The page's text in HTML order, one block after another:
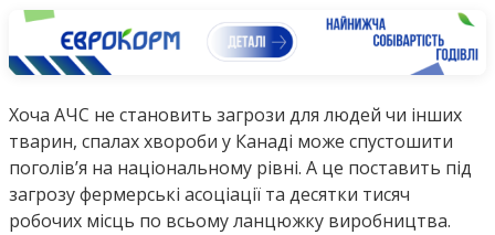
Хоча АЧС не становить загрози для людей чи інших
тварин, спалах хвороби у Канаді може спустошити
поголів’я на національному рівні. А це поставить під
загрозу фермерські асоціації та десятки тисяч
робочих місць по всьому ланцюжку виробництва.